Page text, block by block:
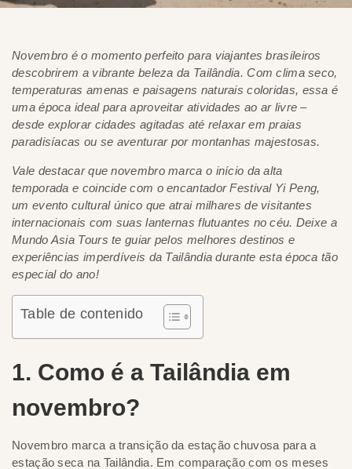
Novembro é o momento perfeito para viajantes brasileiros
descobrirem a vibrante beleza da Tailândia. Com clima seco,
temperaturas amenas e paisagens naturais coloridas, essa é
uma época ideal para aproveitar atividades ao ar livre –
desde explorar cidades agitadas até relaxar em praias
paradisíacas ou se aventurar por montanhas majestosas.
Vale destacar que novembro marca o início da alta
temporada e coincide com o encantador Festival Yi Peng,
um evento cultural único que atrai milhares de visitantes
internacionais com suas lanternas flutuantes no céu. Deixe a
Mundo Asia Tours te guiar pelos melhores destinos e
experiências imperdíveis da Tailândia durante esta época tão
especial do ano!
Table de contenido
1. Como é a Tailândia em
novembro?
Novembro marca a transição da estação chuvosa para a
estação seca na Tailândia. Em comparação com os meses